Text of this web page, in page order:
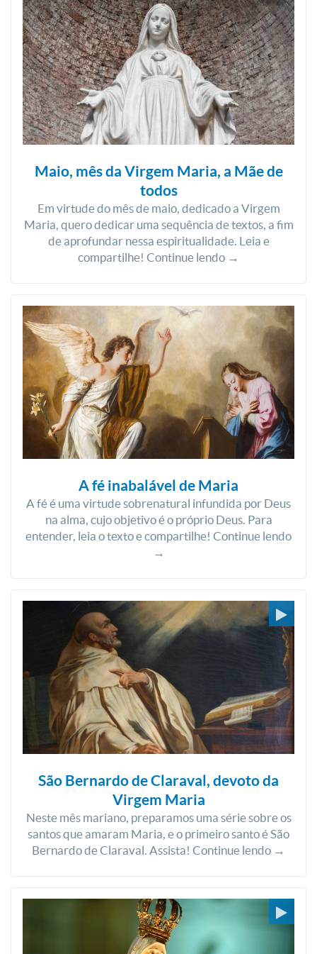
Maio, mês da Virgem Maria, a Mãe de
todos
Em virtude do mês de maio, dedicado a Virgem
Maria, quero dedicar uma sequência de textos, a fim
de aprofundar nessa espiritualidade. Leia e
compartilhe! Continue lendo →
A fé inabalável de Maria
A fé é uma virtude sobrenatural infundida por Deus
na alma, cujo objetivo é o próprio Deus. Para
entender, leia o texto e compartilhe! Continue lendo
→
São Bernardo de Claraval, devoto da
Virgem Maria
Neste mês mariano, preparamos uma série sobre os
santos que amaram Maria, e o primeiro santo é São
Bernardo de Claraval. Assista! Continue lendo →